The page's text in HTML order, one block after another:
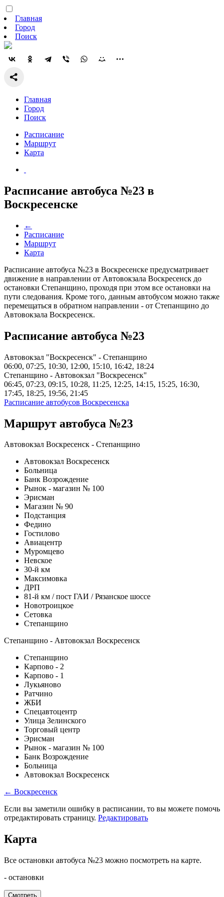
Главная
Город
Поиск
Главная
Город
Поиск
Расписание
Маршрут
Карта
Расписание автобуса №23 в
Воскресенске
←
Расписание
Маршрут
Карта
Расписание автобуса №23 в Воскресенске предусматривает
движение в направлении от Автовокзала Воскресенск до
остановки Степанщино, проходя при этом все остановки на
пути следования. Кроме того, данным автобусом можно также
перемещаться в обратном направлении - от Степанщино до
Автовокзала Воскресенск.
Расписание автобуса №23
Автовокзал "Воскресенск" - Степанщино
06:00, 07:25, 10:30, 12:00, 15:10, 16:42, 18:24
Степанщино - Автовокзал "Воскресенск"
06:45, 07:23, 09:15, 10:28, 11:25, 12:25, 14:15, 15:25, 16:30,
17:45, 18:25, 19:56, 21:45
Расписание автобусов Воскресенска
Маршрут автобуса №23
Автовокзал Воскресенск - Степанщино
Автовокзал Воскресенск
Больница
Банк Возрождение
Рынок - магазин № 100
Эрисман
Магазин № 90
Подстанция
Федино
Гостилово
Авиацентр
Муромцево
Невское
30-й км
Максимовка
ДРП
81-й км / пост ГАИ / Рязанское шоссе
Новотроицкое
Сетовка
Степанщино
Степанщино - Автовокзал Воскресенск
Степанщино
Карпово - 2
Карпово - 1
Лукьяново
Ратчино
ЖБИ
Спецавтоцентр
Улица Зелинского
Торговый центр
Эрисман
Рынок - магазин № 100
Банк Возрождение
Больница
Автовокзал Воскресенск
← Воскресенск
Если вы заметили ошибку в расписании, то вы можете помочь
отредактировать страницу. Редактировать
Карта
Все остановки автобуса №23 можно посмотреть на карте.
- остановки
Смотреть